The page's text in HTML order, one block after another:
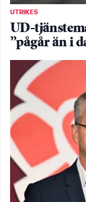
UTRIKES
UD-
”pågår än i